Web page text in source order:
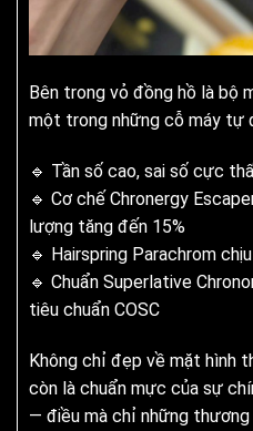
Bên trong vỏ đồng hồ là bộ
một trong những cỗ máy tự
🔹 Tần số cao, sai số cực
🔹 Cơ chế Chronergy
lượng tăng đến 15%
🔹 Hairspring Parachrom
🔹 Chuẩn Superlative
tiêu chuẩn COSC
Không chỉ đẹp về mặt hình
còn là chuẩn mực của sự
— điều mà chỉ những